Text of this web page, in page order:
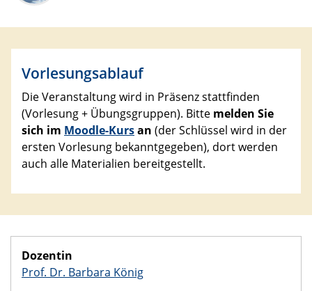
Vorlesungsablauf
Die Veranstaltung wird in Präsenz stattfinden
(Vorlesung + Übungsgruppen). Bitte melden Sie
sich im Moodle-Kursan (der Schlüssel wird in der
ersten Vorlesung bekanntgegeben), dort werden
auch alle Materialien bereitgestellt.
Dozentin
Prof. Dr. Barbara König